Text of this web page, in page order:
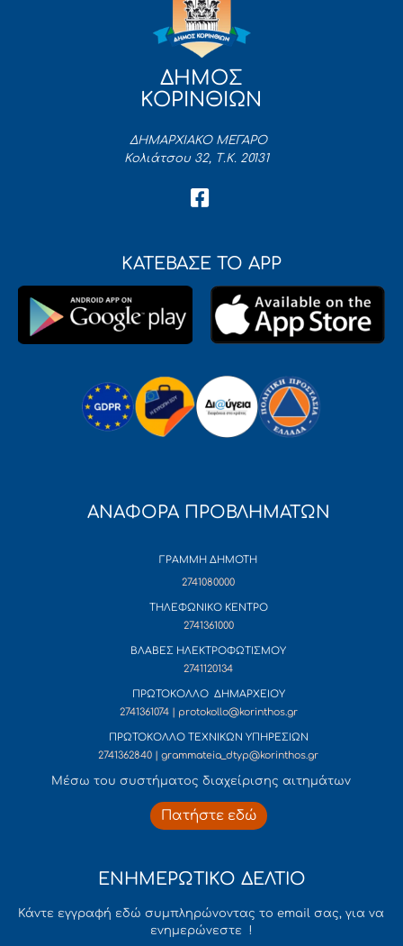
ΔΗΜΟΣ
ΚΟΡΙΝΘΙΩΝ
ΔΗΜΑΡΧΙΑΚΟ ΜΕΓΑΡΟ
Κολιάτσου 32, Τ.Κ. 20131
ΚΑΤΕΒΑΣΕ ΤΟ APP
ΑΝΑΦΟΡΑ ΠΡΟΒΛΗΜΑΤΩΝ
ΓΡΑΜΜΗ ΔΗΜΟΤΗ
2741080000
ΤΗΛΕΦΩΝΙΚΟ ΚΕΝΤΡΟ
2741361000
ΒΛΑΒΕΣ ΗΛΕΚΤΡΟΦΩΤΙΣΜΟΥ
2741120134
ΠΡΩΤΟΚΟΛΛΟ ΔΗΜΑΡΧΕΙΟΥ
2741361074 | protokollo@korinthos.gr
ΠΡΩΤΟΚΟΛΛΟ ΤΕΧΝΙΚΩΝ ΥΠΗΡΕΣΙΩΝ
2741362840 | grammateia_dtyp@korinthos.gr
Mέσω του συστήματος διαχείρισης αιτημάτων
Πατήστε εδώ
ΕΝΗΜΕΡΩΤΙΚΟ ΔΕΛΤΙΟ
Κάντε εγγραφή εδώ συμπληρώνοντας το email σας, για να
ενημερώνεστε !